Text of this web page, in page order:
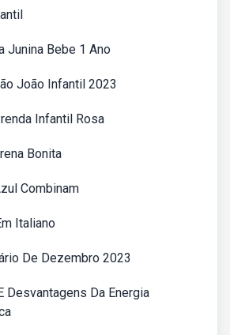
Junina Bebe 1 Ano
João Infantil 2023
Infantil Rosa
Bonita
Combinam
Italiano
De Dezembro 2023
Desvantagens Da Energia